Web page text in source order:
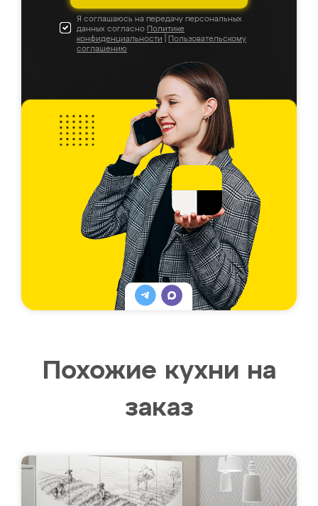
Я соглашаюсь на передачу персональных
данных согласно Политике
конфиденциальности
Пользовательскому
соглашению
Похожие кухни на
заказ